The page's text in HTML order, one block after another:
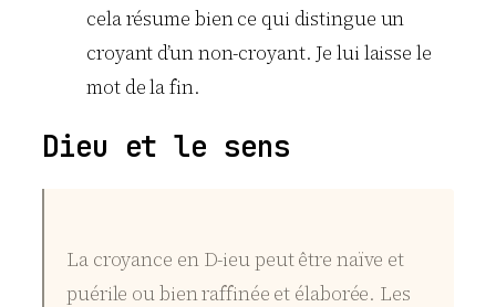
cela résume bien ce qui distingue un
croyant d’un non-croyant. Je lui laisse le
mot de la fin.
Dieu et le sens
La croyance en D-ieu peut être naïve et
puérile ou bien raffinée et élaborée. Les